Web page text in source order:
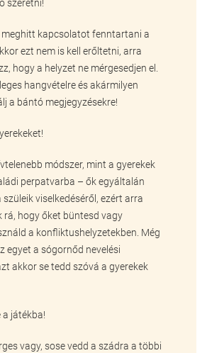
szeretni!
kapcsolatot fenntartani a
ezt nem is kell erőltetni, arra
hogy a helyzet ne mérgesedjen el.
hangvételre és akármilyen
a bántó megjegyzésekre!
módszer, mint a gyerekek
perpatvarba – ők egyáltalán
szüleik viselkedéséről, ezért arra
rá, hogy őket büntesd vagy
a konfliktushelyzetekben. Még
egyet a sógornőd nevelési
akkor se tedd szóvá a gyerekek
a játékba!
vagy, sose vedd a szádra a többi